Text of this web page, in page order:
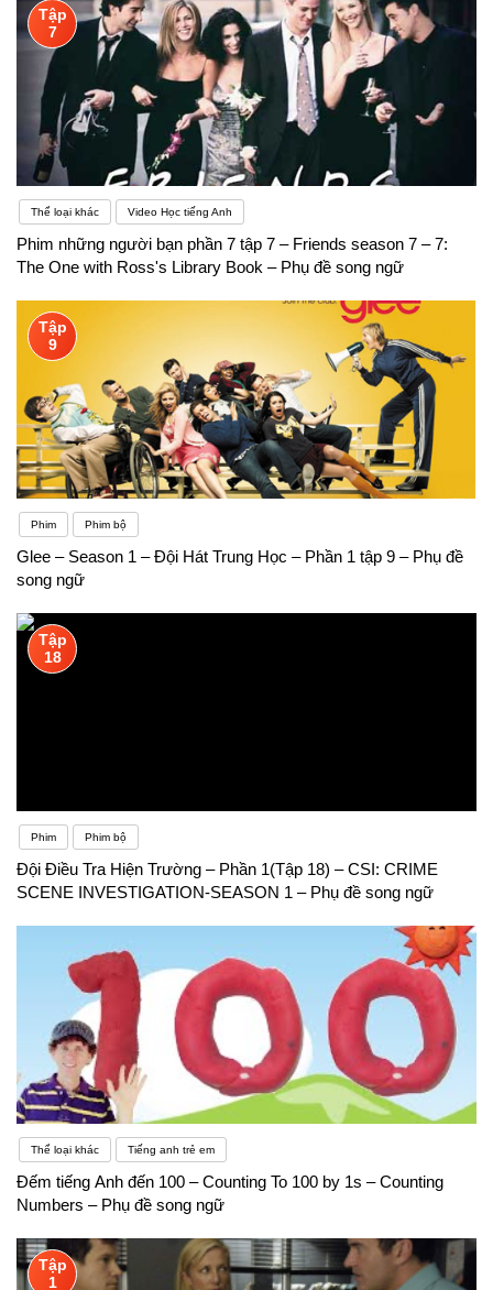
Tập
7
Thể loại khác Video Học tiếng Anh
Phim những người bạn phần 7 tập 7 – Friends season 7 – 7:
The One with Ross's Library Book – Phụ đề song ngữ
Tập
9
Phim Phim bộ
Glee – Season 1 – Đội Hát Trung Học – Phần 1 tập 9 – Phụ đề
song ngữ
Tập
18
Phim Phim bộ
Đội Điều Tra Hiện Trường – Phần 1(Tập 18) – CSI: CRIME
SCENE INVESTIGATION-SEASON 1 – Phụ đề song ngữ
Thể loại khác Tiếng anh trẻ em
Đếm tiếng Anh đến 100 – Counting To 100 by 1s – Counting
Numbers – Phụ đề song ngữ
Tập
1